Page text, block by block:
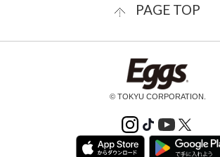
PAGE TOP
© TOKYU CORPORATION.